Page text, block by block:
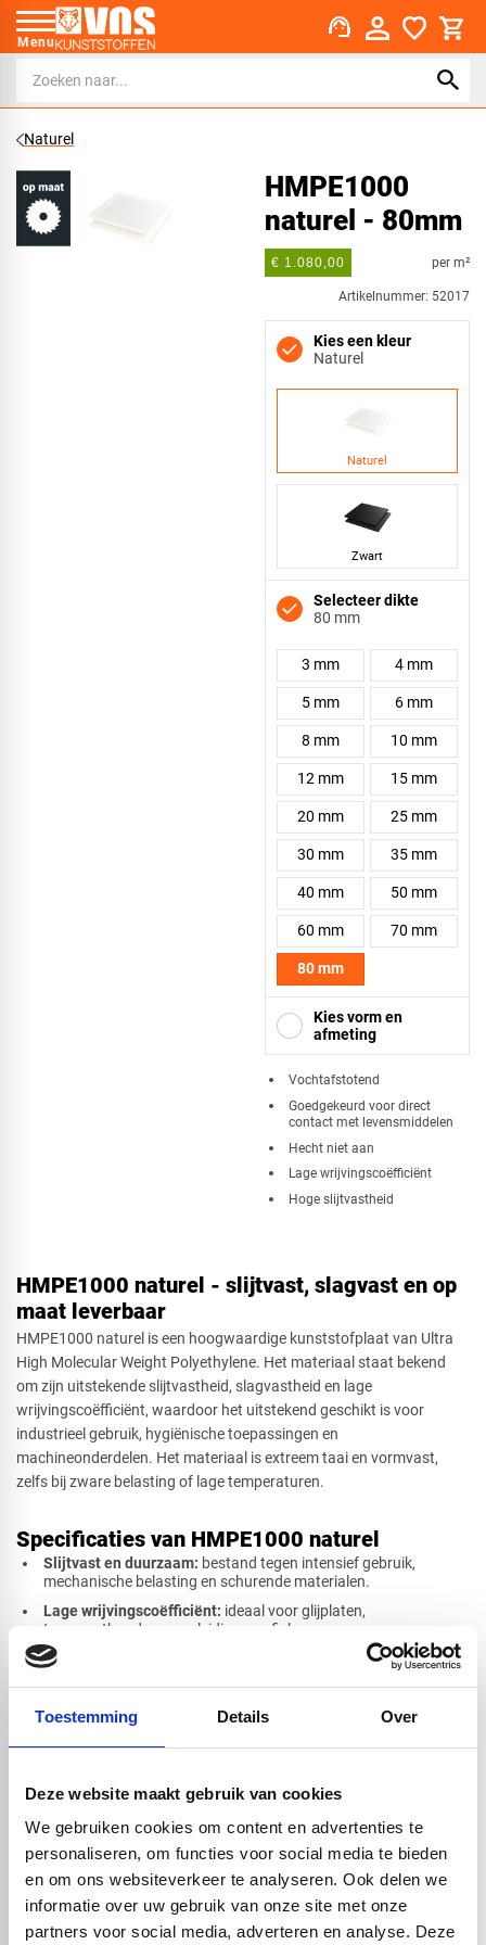
Toestemming Details Over
Deze website maakt gebruik van cookies
We gebruiken cookies om content en advertenties te
personaliseren, om functies voor social media te bieden
en om ons websiteverkeer te analyseren. Ook delen we
informatie over uw gebruik van onze site met onze
partners voor social media, adverteren en analyse. Deze
Menu support_agent
Naturel
HMPE1000
naturel - 80mm
€ 1.080,00 per m²
Artikelnummer: 52017
Kies een kleur
Naturel
Naturel
Zwart
Selecteer dikte
80 mm
3 mm 4 mm
5 mm 6 mm
8 mm 10 mm
12 mm 15 mm
20 mm 25 mm
30 mm 35 mm
40 mm 50 mm
60 mm 70 mm
80 mm
Kies vorm en
afmeting
Vierkant
Ovaal
Afsnede
​Vochtafstotend
Goedgekeurd voor direct
contact met levensmiddelen
Hecht niet aan
Lage wrijvingscoëfficiënt
Hoge slijtvastheid
HMPE1000 naturel - slijtvast, slagvast en op
maat leverbaar
HMPE1000 naturel is een hoogwaardige kunststofplaat van Ultra
High Molecular Weight Polyethylene. Het materiaal staat bekend
om zijn uitstekende slijtvastheid, slagvastheid en lage
wrijvingscoëfficiënt, waardoor het uitstekend geschikt is voor
industrieel gebruik, hygiënische toepassingen en
machineonderdelen. Het materiaal is extreem taai en vormvast,
zelfs bij zware belasting of lage temperaturen.
Specificaties van HMPE1000 naturel
Slijtvast en duurzaam: bestand tegen intensief gebruik,
mechanische belasting en schurende materialen.
Lage wrijvingscoëfficiënt: ideaal voor glijplaten,
transportbanden en geleidingsprofielen.
Slagvast en taai:
behoudt zijn sterkte en veerkracht bij extreme
oliën en veel oplosmiddelen.
Vochtbestendig en hygiënisch:praktisch geen wateropname;
Voedselveilig en recyclebaar: duurzaam en veilig materiaal
voor direct contact met levensmiddelen.
Eigenschap
Waarde
Dichtheid
0,93–0,94 g/cm³
Smeltpunt
130–135 °C
Temperatuurbereik
–50 °C tot +80 °C